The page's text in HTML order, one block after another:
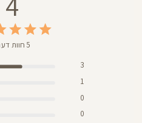
5 חוות דעת
3
1
0
0